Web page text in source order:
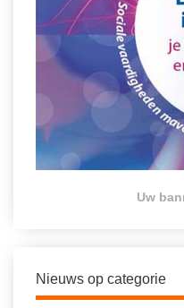
Uw
Nieuws op categorie